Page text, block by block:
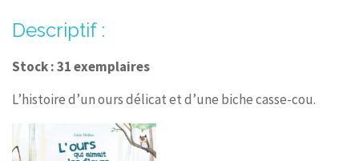
RECHERCHER
CONTACT
Descriptif :
Stock : 31 exemplaires
L’histoire d’un ours délicat et d’une biche casse-cou.